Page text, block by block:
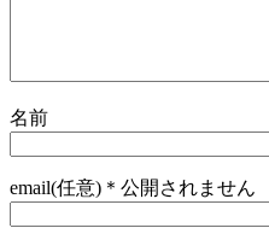
名前
email(任意)＊公開されません